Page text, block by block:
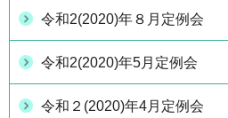
令和2(2020)年８月定例会
令和2(2020)年5月定例会
令和２(2020)年4月定例会